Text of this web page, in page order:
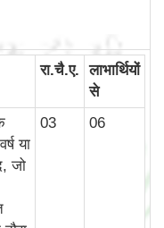
रा.चै.ए.
लाभार्थियों
से
या
जो
03 06